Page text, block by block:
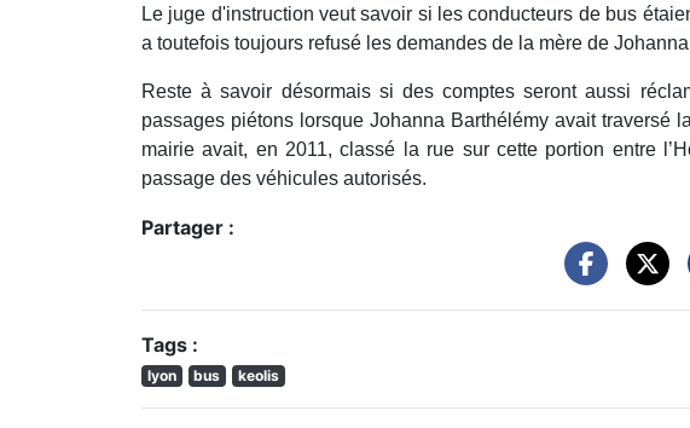
Le juge d'instruction veut savoir si les conducteurs de bus
a toutefois toujours refusé les demandes de la mère de
Reste à savoir désormais si des comptes seront aussi
passages piétons lorsque Johanna Barthélémy avait
mairie avait, en 2011, classé la rue sur cette portion entre
passage des véhicules autorisés.
Partager :
Tags :
lyon bus keolis